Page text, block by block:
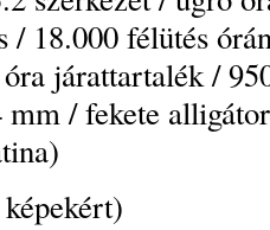
/ 18.000 félütés
járattartalék /
/ fekete